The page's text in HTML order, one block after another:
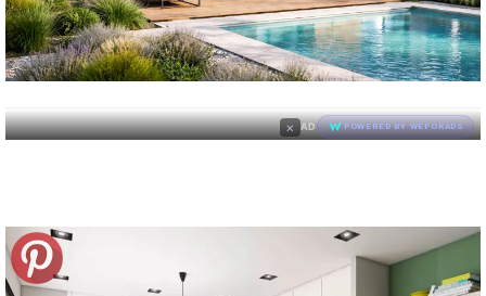
× AD POWERED BY WEFORADS